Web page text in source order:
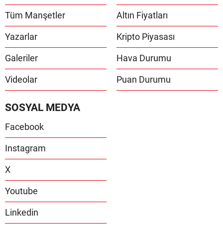
Tüm Manşetler
Yazarlar
Galeriler
Videolar
Altın Fiyatları
Kripto Piyasası
Hava Durumu
Puan Durumu
SOSYAL MEDYA
Facebook
Instagram
X
Youtube
Linkedin